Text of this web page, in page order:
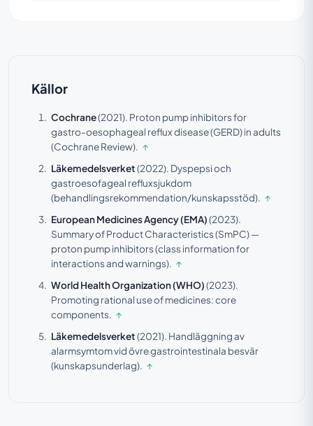
Källor
Cochrane(2021). Proton pump inhibitors for
gastro-oesophageal reflux disease (GERD) in adults
(Cochrane Review). ↑
Läkemedelsverket(2022). Dyspepsi och
gastroesofageal refluxsjukdom
(behandlingsrekommendation/kunskapsstöd). ↑
European Medicines Agency (EMA)(2023).
Summary of Product Characteristics (SmPC) —
proton pump inhibitors (class information for
interactions and warnings). ↑
World Health Organization (WHO)(2023).
Promoting rational use of medicines: core
components. ↑
Läkemedelsverket(2021). Handläggning av
alarmsymtom vid övre gastrointestinala besvär
(kunskapsunderlag). ↑